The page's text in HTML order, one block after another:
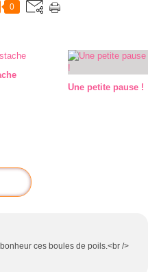
0
Une petite pause !
ces boules de poils.<br />